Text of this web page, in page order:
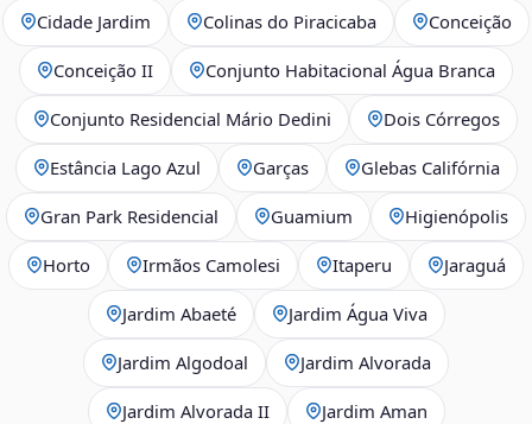
Cidade Jardim Colinas do Piracicaba Conceição
Conceição II Conjunto Habitacional Água Branca
Conjunto Residencial Mário Dedini Dois Córregos
Estância Lago Azul Garças Glebas Califórnia
Gran Park Residencial Guamium Higienópolis
Horto Irmãos Camolesi Itaperu Jaraguá
Jardim Abaeté Jardim Água Viva
Jardim Algodoal Jardim Alvorada
Jardim Alvorada II Jardim Aman